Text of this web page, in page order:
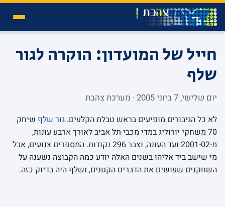
חייל של המועדון: הוקרה לגור
שלף
יום שלישי, 7 ביוני 2005 · מערכת צהבת
לא כל הגיבורים מופיעים בראש טבלת הקלעים. גור שלף שיחק
70 משחקי יורוליג במדי מכבי תל אביב לאורך ארבע עונות,
מ-2001-02 ועד העונה, וצבר 296 נקודות. המספרים צנועים, אבל
מי שישב ביד אליהו בשנים האלה יודע כמה הקבוצה נשענה על
השחקנים שעושים את הדברים הקטנים, ושלף היה בדיוק כזה.